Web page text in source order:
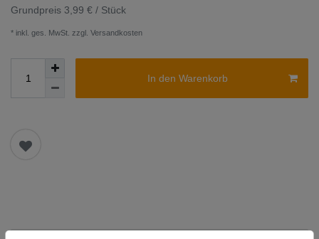
Grundpreis 3,99 € / Stück
* inkl. ges. MwSt. zzgl. Versandkosten
In den Warenkorb